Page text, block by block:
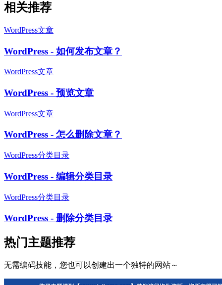
相关推荐
WordPress文章
WordPress - 如何发布文章？
WordPress文章
WordPress - 预览文章
WordPress文章
WordPress - 怎么删除文章？
WordPress分类目录
WordPress - 编辑分类目录
WordPress分类目录
WordPress - 删除分类目录
热门主题推荐
无需编码技能，您也可以创建出一个独特的网站～